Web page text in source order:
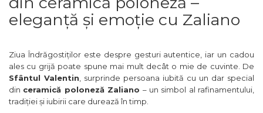
Colectia Blue Spring
eleganță și emoție cu Zaliano
Ziua Îndrăgostiților este despre gesturi autentice, iar un cadou
ales cu grijă poate spune mai mult decât o mie de cuvinte. De
Sfântul Valentin , surprinde persoana iubită cu un dar special
din ceramică poloneză Zaliano – un simbol al rafinamentului,
tradiției și iubirii care durează în timp.